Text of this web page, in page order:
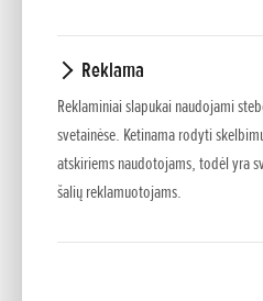
Reklama
Reklaminiai slapukai naudojami
svetainėse. Ketinama rodyti
atskiriems naudotojams, todėl yra
šalių reklamuotojams.
8 5 2765259
El. p.info@jpmotors.lt
Web:
www.hondapower.lt